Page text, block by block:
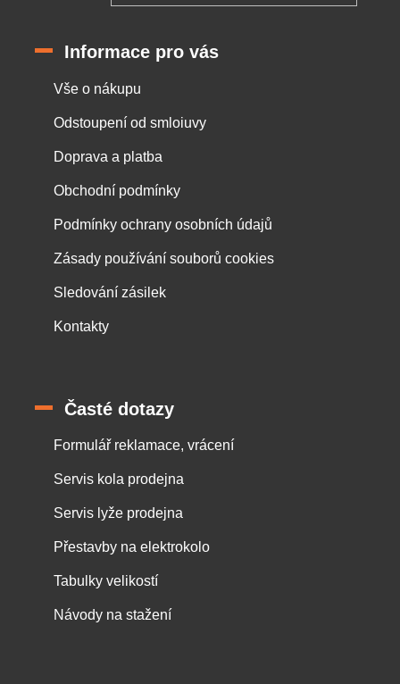
Informace pro vás
Vše o nákupu
Odstoupení od smloiuvy
Doprava a platba
Obchodní podmínky
Podmínky ochrany osobních údajů
Zásady používání souborů cookies
Sledování zásilek
Kontakty
Časté dotazy
Formulář reklamace, vrácení
Servis kola prodejna
Servis lyže prodejna
Přestavby na elektrokolo
Tabulky velikostí
Návody na stažení